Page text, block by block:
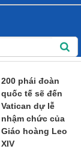
200 phái đoàn
quốc tế sẽ đến
Vatican dự lễ
nhậm chức của
Giáo hoàng Leo
XIV